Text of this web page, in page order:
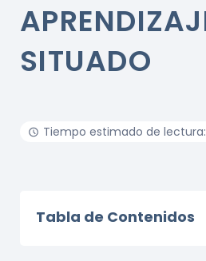
SITUADO
Tiempo estimado de
Tabla de Contenidos